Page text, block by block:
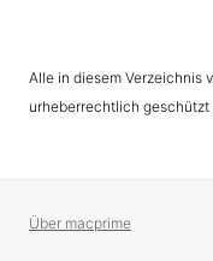
Alle in diesem Verzeichnis
urheberrechtlich
Über macprime